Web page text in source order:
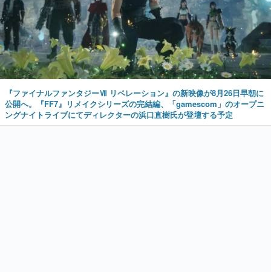
『ファイナルファンタジーⅦ リベレーション』の新映像が8月26日早朝に
公開へ。『FF7』リメイクシリーズの完結編、「gamescom」のオープニ
ングナイトライブにてディレクターの浜口直樹氏が登壇する予定